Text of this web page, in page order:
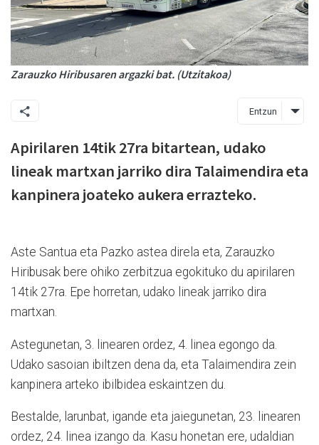
Zarauzko Hiribusaren argazki bat. (Utzitakoa)
Entzun
Apirilaren 14tik 27ra bitartean, udako
lineak martxan jarriko dira Talaimendira eta
kanpinera joateko aukera errazteko.
Aste Santua eta Pazko astea direla eta, Zarauzko
Hiribusak bere ohiko zerbitzua egokituko du apirilaren
14tik 27ra. Epe horretan, udako lineak jarriko dira
martxan.
Astegunetan, 3. linearen ordez, 4. linea egongo da.
Udako sasoian ibiltzen dena da, eta Talaimendira zein
kanpinera arteko ibilbidea eskaintzen du.
Bestalde, larunbat, igande eta jaiegunetan, 23. linearen
ordez, 24. linea izango da. Kasu honetan ere, udaldian